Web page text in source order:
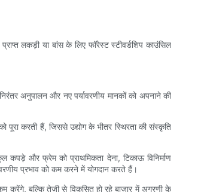
लकड़ी या बांस के लिए फॉरेस्ट स्टीवर्डशिप काउंसिल
अनुपालन और नए पर्यावरणीय मानकों को अपनाने की
करती हैं, जिससे उद्योग के भीतर स्थिरता की संस्कृति
और फ्रेम को प्राथमिकता देना, टिकाऊ विनिर्माण
प्रभाव को कम करने में योगदान करते हैं।
करेंगे, बल्कि तेजी से विकसित हो रहे बाजार में अग्रणी के